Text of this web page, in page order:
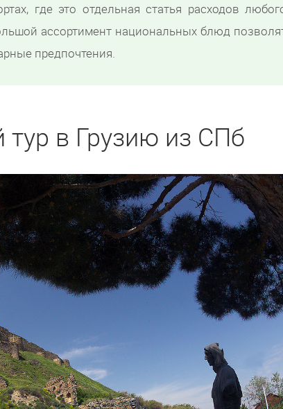
где это отдельная статья расходов
ассортимент национальных блюд
предпочтения.
тур в Грузию из СПб